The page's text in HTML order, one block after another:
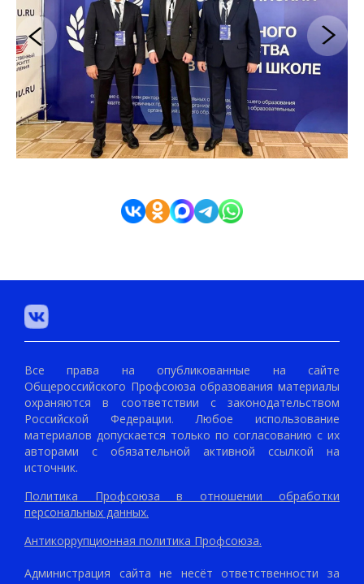
Все права на опубликованные на сайте
Общероссийского Профсоюза образования материалы
охраняются в соответствии с законодательством
Российской Федерации. Любое использование
материалов допускается только по согласованию с их
авторами с обязательной активной ссылкой на
источник.
Политика Профсоюза в отношении обработки
персональных данных.
Антикоррупционная политика Профсоюза.
Администрация сайта не несёт ответственности за